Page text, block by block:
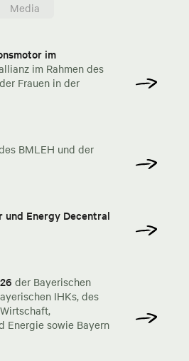
Media
im
im Rahmen des
Frauen in der
BMLEH und der
und Energy Decentral
der Bayerischen
IHKs, des
Energie sowie Bayern